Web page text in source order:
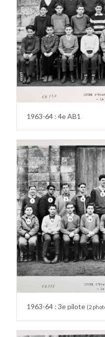
1963-64 : 4e AB1
1963-64 : 3e pilote (2